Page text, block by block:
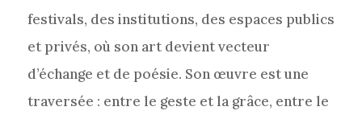
festivals, des institutions, des espaces publics
et privés, où son art devient vecteur
d’échange et de poésie. Son œuvre est une
traversée : entre le geste et la grâce, entre le